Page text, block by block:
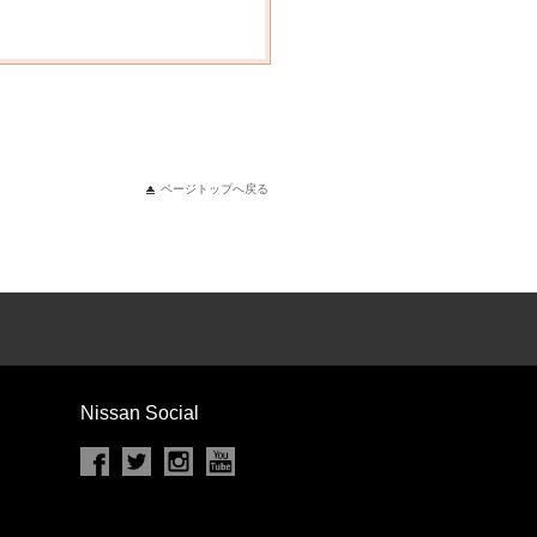
ページトップへ戻る
Nissan Social